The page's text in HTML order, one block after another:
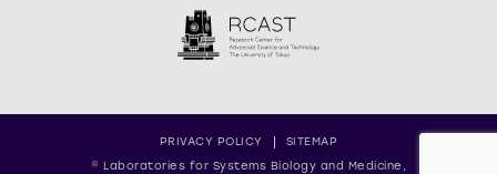
PRIVACY POLICY
SITEMAP
© Laboratories for Systems Biology and Medicine,